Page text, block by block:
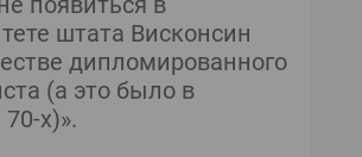
штата Висконсин
дипломированного
(а это было в
х)».